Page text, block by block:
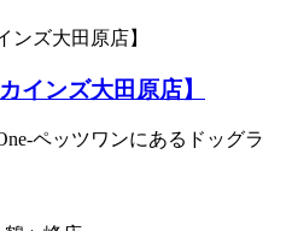
インズ大田原店】
ペッツワンにあるドッグラ